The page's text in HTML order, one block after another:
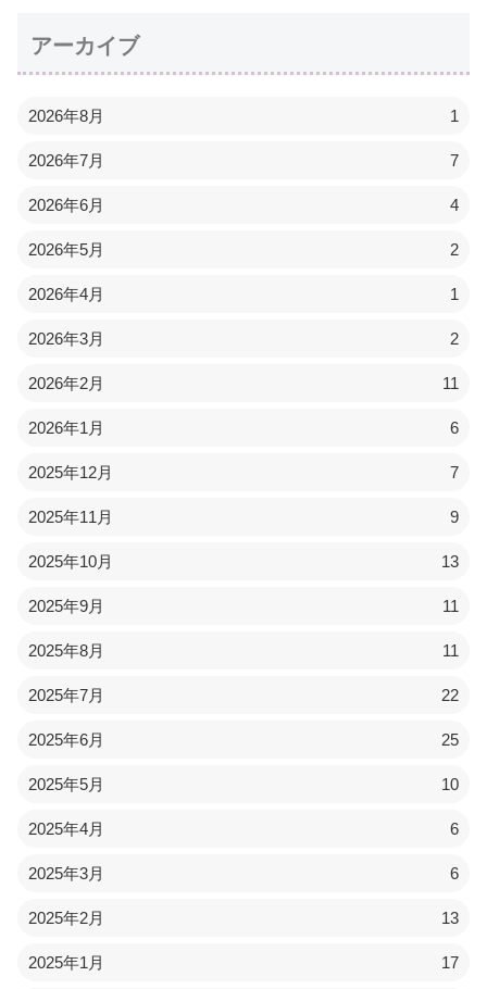
アーカイブ
2026年8月 1
2026年7月 7
2026年6月 4
2026年5月 2
2026年4月 1
2026年3月 2
2026年2月 11
2026年1月 6
2025年12月 7
2025年11月 9
2025年10月 13
2025年9月 11
2025年8月 11
2025年7月 22
2025年6月 25
2025年5月 10
2025年4月 6
2025年3月 6
2025年2月 13
2025年1月 17